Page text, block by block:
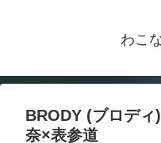
わこ
BRODY (ブロデ
奈×表参道